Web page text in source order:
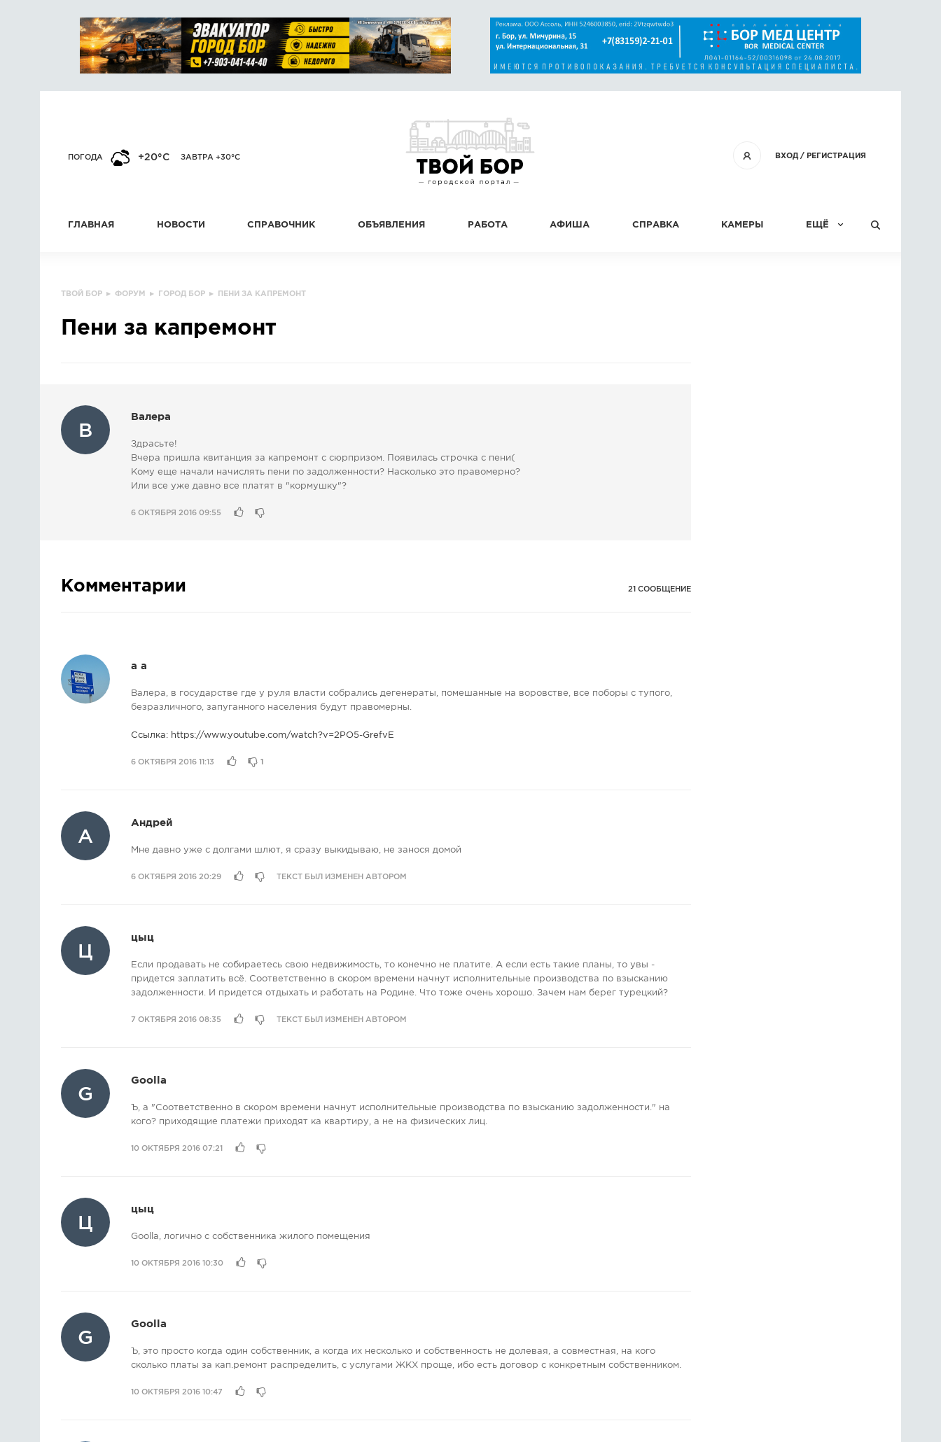
ВХОД/ РЕГИСТРАЦИЯ
ПОГОДА +20°C ЗАВТРА +30°C
ГЛАВНАЯ НОВОСТИ СПРАВОЧНИК ОБЪЯВЛЕНИЯ РАБОТА АФИША СПРАВКА КАМЕРЫ ЕЩЁ
ТВОЙ БОР ▸ ФОРУМ ▸ ГОРОД БОР ▸ ПЕНИ ЗА КАПРЕМОНТ
Пени за капремонт
В
Валера
Здрасьте!
Вчера пришла квитанция за капремонт с сюрпризом. Появилась строчка с пени(
Кому еще начали начислять пени по задолженности? Насколько это правомерно?
Или все уже давно все платят в "кормушку"?
6 ОКТЯБРЯ 2016 09:55
Комментарии 21 СООБЩЕНИЕ
a a
Валера, в государстве где у руля власти собрались дегенераты, помешанные на воровстве, все поборы с тупого,
безразличного, запуганного населения будут правомерны.
Ссылка: https://www.youtube.com/watch?v=2PO5-GrefvE
6 ОКТЯБРЯ 2016 11:13 1
А
Андрей
Мне давно уже с долгами шлют, я сразу выкидываю, не занося домой
6 ОКТЯБРЯ 2016 20:29 ТЕКСТ БЫЛ ИЗМЕНЕН АВТОРОМ
Ц
цыц
Если продавать не собираетесь свою недвижимость, то конечно не платите. А если есть такие планы, то увы -
придется заплатить всё. Соответственно в скором времени начнут исполнительные производства по взысканию
задолженности. И придется отдыхать и работать на Родине. Что тоже очень хорошо. Зачем нам берег турецкий?
7 ОКТЯБРЯ 2016 08:35 ТЕКСТ БЫЛ ИЗМЕНЕН АВТОРОМ
G
Goolla
Ъ, а "Соответственно в скором времени начнут исполнительные производства по взысканию задолженности." на
кого? приходящие платежи приходят ка квартиру, а не на физических лиц.
10 ОКТЯБРЯ 2016 07:21
Ц
цыц
Goolla, логично с собственника жилого помещения
10 ОКТЯБРЯ 2016 10:30
G
Goolla
Ъ, это просто когда один собственник, а когда их несколько и собственность не долевая, а совместная, на кого
сколько платы за кап.ремонт распределить, с услугами ЖКХ проще, ибо есть договор с конкретным собственником.
10 ОКТЯБРЯ 2016 10:47